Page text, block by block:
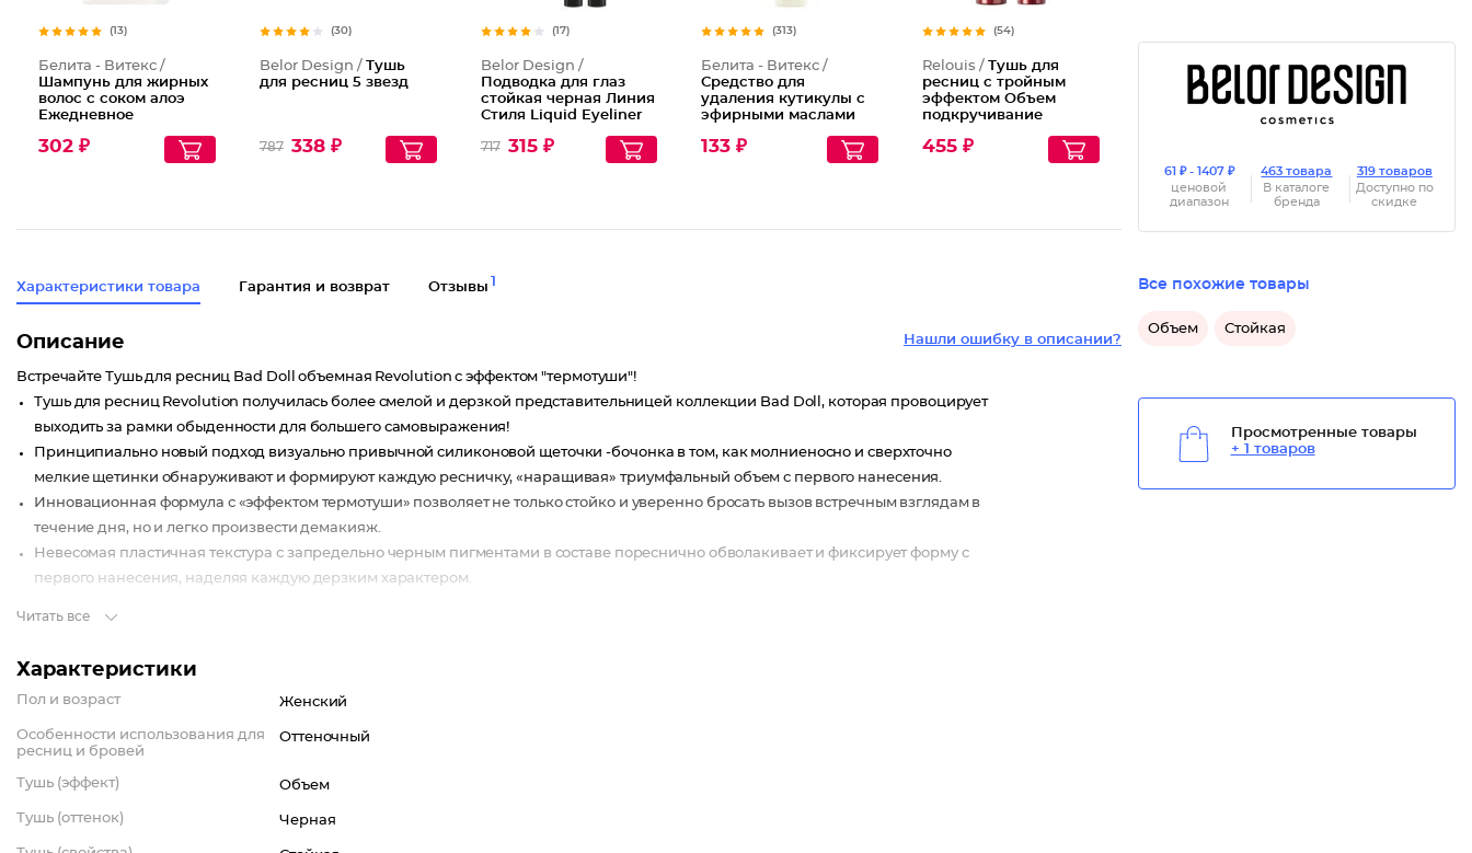
(13)
Белита - Витекс /
Шампунь для жирных
волос с соком алоэ
Ежедневное
302 ₽
(30)
Belor Design / Тушь
для ресниц 5 звезд
787 338 ₽
(17)
Belor Design /
Подводка для глаз
стойкая черная Линия
Стиля Liquid Eyeliner
717 315 ₽
(313)
Белита - Витекс /
Средство для
удаления кутикулы с
эфирными маслами
дерева
133 ₽
(54)
Relouis /Тушь для
ресниц с тройным
эффектом Объем
подкручивание
455 ₽
Характеристики товара Гарантия и возврат Отзывы 1
Нашли ошибку в описании?
Описание
Встречайте Тушь для ресниц Bad Doll объемная Revolution с эффектом "термотуши"!
Тушь для ресниц Revolution получилась более смелой и дерзкой представительницей коллекции Bad Doll, которая провоцирует
выходить за рамки обыденности для большего самовыражения!
Принципиально новый подход визуально привычной силиконовой щеточки -бочонка в том, как молниеносно и сверхточно
мелкие щетинки обнаруживают и формируют каждую ресничку, «наращивая» триумфальный объем с первого нанесения.
Инновационная формула с «эффектом термотуши» позволяет не только стойко и уверенно бросать вызов встречным взглядам в
течение дня, но и легко произвести демакияж.
Невесомая пластичная текстура с запредельно черным пигментами в составе пореснично обволакивает и фиксирует форму с
первого нанесения, наделяя каждую дерзким характером.
Отбрось сомнения и приготовься собирать комплименты!
Читать все
Характеристики
Пол и возраст Женский
Особенности использования для
ресниц и бровей
Оттеночный
Тушь (эффект) Объем
Тушь (оттенок) Черная
61 ₽ - 1407 ₽
ценовой
диапазон
463 товара
В каталоге
бренда
319 товаров
Доступно по
скидке
Все похожие товары
Объем Стойкая
Просмотренные товары
+ 1 товаров